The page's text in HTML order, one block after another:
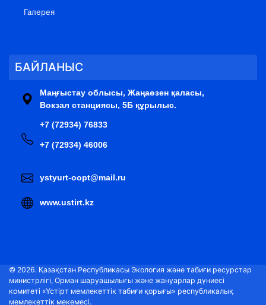
Галерея
БАЙЛАНЫС
Маңғыстау облысы, Жаңаөзен қаласы,
Вокзал станциясы, 5Б құрылыс.
+7 (72934) 76833
+7 (72934) 46006
ystyurt-oopt@mail.ru
www.ustirt.kz
© 2026. Қазақстан Республикасы Экология және табиғи ресурстар
министрлігі, Орман шаруашылығы және жануарлар дүниесі
комитеті «Үстірт мемлекеттік табиғи қорығы» республикалық
мемлекеттік мекемесі.